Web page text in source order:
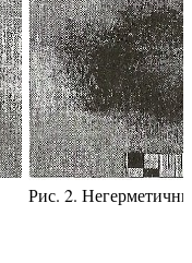
Рис. 2.